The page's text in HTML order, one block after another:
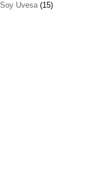
Soy Uvesa(15)